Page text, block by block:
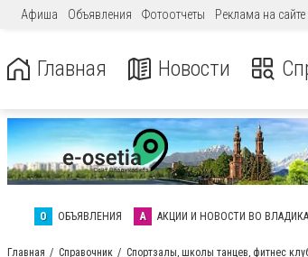
Афиша Объявления Фотоотчеты Реклама на сайте
Главная Новости
О ОБЪЯВЛЕНИЯ А АКЦИИ И НОВОСТИ ВО
Главная Справочник Спортзалы, школы танцев, фитнес